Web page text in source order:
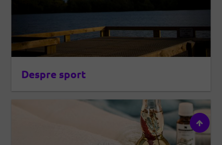
Despre sport